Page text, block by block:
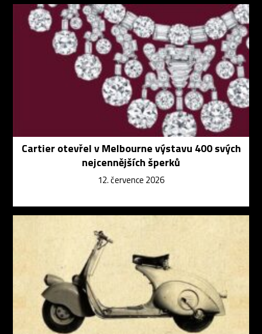
Cartier otevřel v Melbourne výstavu 400 svých
nejcennějších šperků
12. července 2026